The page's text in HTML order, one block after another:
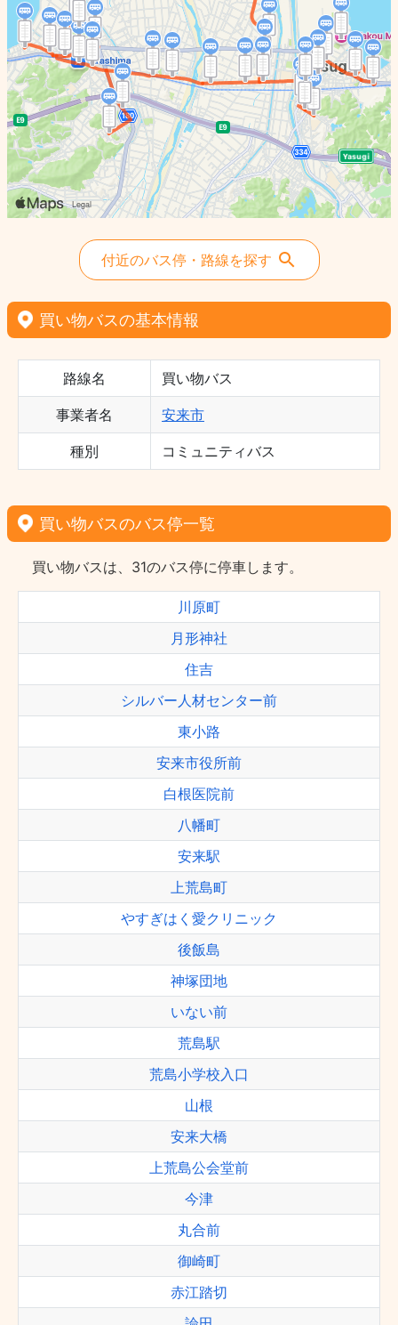
付近のバス停・路線を探す
買い物バスの基本情報
路線名 買い物バス
事業者名 安来市
種別 コミュニティバス
買い物バスのバス停一覧
買い物バスは、31のバス停に停車します。
川原町
月形神社
住吉
シルバー人材センター前
東小路
安来市役所前
白根医院前
八幡町
安来駅
上荒島町
やすぎはく愛クリニック
後飯島
神塚団地
いない前
荒島駅
荒島小学校入口
山根
安来大橋
上荒島公会堂前
今津
丸合前
御崎町
赤江踏切